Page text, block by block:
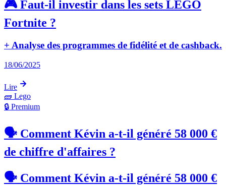
🎮 Faut-il investir dans les sets LEGO
Fortnite ?
+ Analyse des programmes de fidélité et de cashback.
18/06/2025
Lire
🧱 Lego
🔒 Premium
🗣️ Comment Kévin a-t-il généré 58 000 €
de chiffre d'affaires ?
🗣️ Comment Kévin a-t-il généré 58 000 €